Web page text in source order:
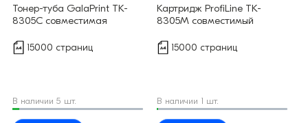
Тонер-туба GalaPrint TK-
8305C совместимая
15000 страниц
В наличии 5 шт.
Картридж ProfiLine TK-
8305M совместимый
15000 страниц
В наличии 1 шт.